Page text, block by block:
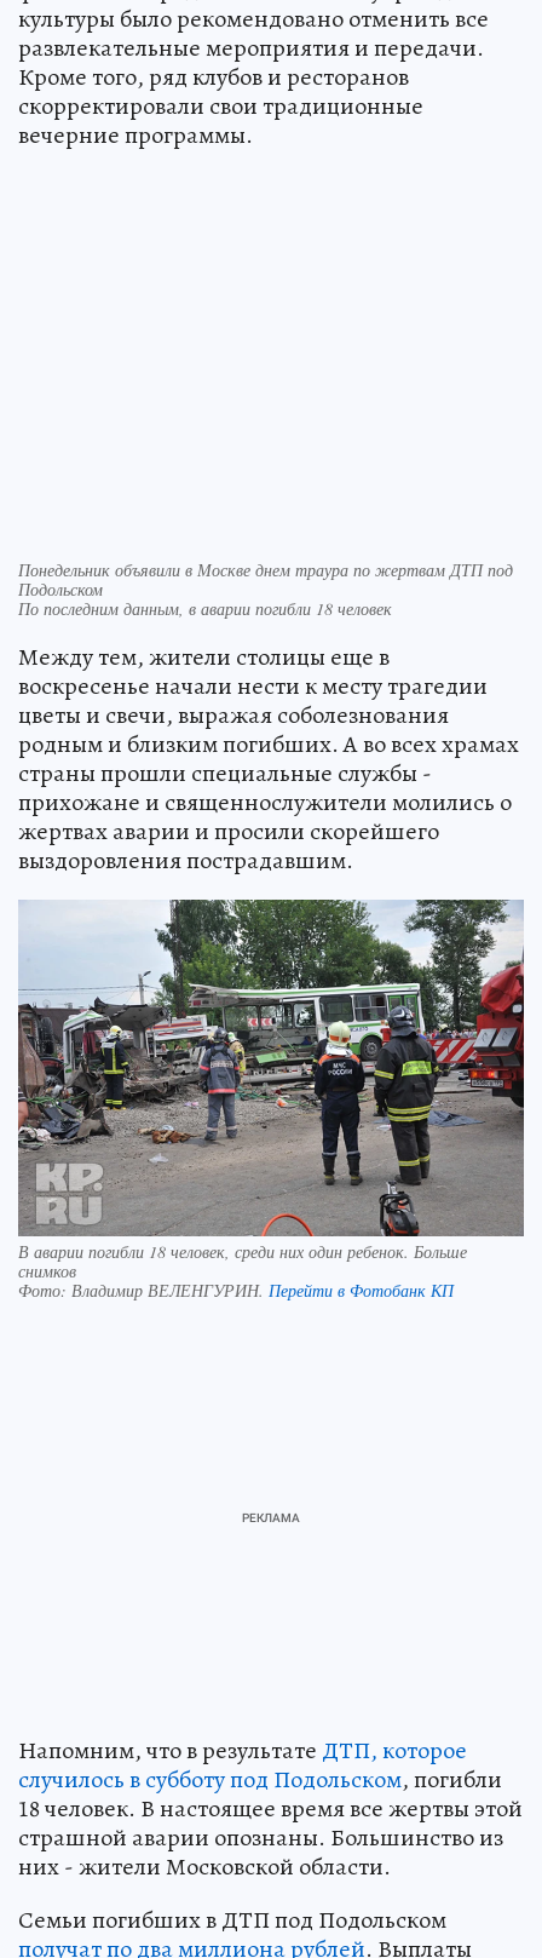
культуры было рекомендовано отменить все
развлекательные мероприятия и передачи.
Кроме того, ряд клубов и ресторанов
скорректировали свои традиционные
вечерние программы.
Понедельник объявили в Москве днем траура по жертвам ДТП под
Подольском
По последним данным, в аварии погибли 18 человек
Между тем, жители столицы еще в
воскресенье начали нести к месту трагедии
цветы и свечи, выражая соболезнования
родным и близким погибших. А во всех храмах
страны прошли специальные службы -
прихожане и священнослужители молились о
жертвах аварии и просили скорейшего
выздоровления пострадавшим.
В аварии погибли 18 человек, среди них один ребенок. Больше
снимков
Фото: Владимир ВЕЛЕНГУРИН. Перейти в Фотобанк КП
Напомним, что в результате ДТП, которое
случилось в субботу под Подольском, погибли
18 человек. В настоящее время все жертвы этой
страшной аварии опознаны. Большинство из
них - жители Московской области.
Семьи погибших в ДТП под Подольском
получат по два миллиона рублей. Выплаты